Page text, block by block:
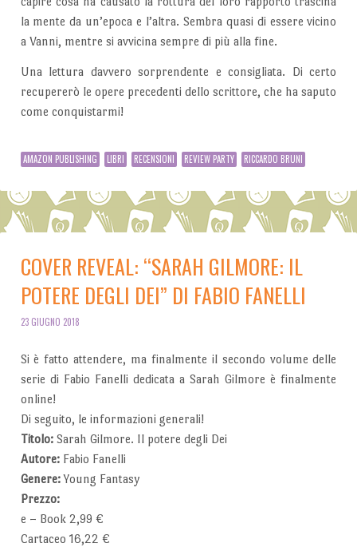
la mente da un’epoca e l’altra. Sembra quasi di essere vicino
a Vanni, mentre si avvicina sempre di più alla fine.
Una lettura davvero sorprendente e consigliata. Di certo
recupererò le opere precedenti dello scrittore, che ha saputo
come conquistarmi!
AMAZON PUBLISHING LIBRI RECENSIONI REVIEW PARTY RICCARDO BRUNI
COVER REVEAL: “SARAH GILMORE: IL
POTERE DEGLI DEI” DI FABIO FANELLI
23 GIUGNO 2018
Si è fatto attendere, ma finalmente il secondo volume delle
serie di Fabio Fanelli dedicata a Sarah Gilmore è finalmente
online!
Di seguito, le informazioni generali!
Titolo:Sarah Gilmore. Il potere degli Dei
Autore:Fabio Fanelli
Genere:Young Fantasy
Prezzo:
e – Book 2,99 €
Cartaceo 16,22 €